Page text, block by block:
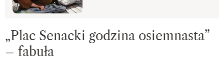
„Plac Senacki godzina osiemnasta”
– fabuła